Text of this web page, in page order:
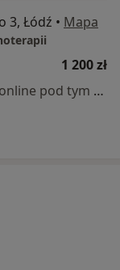
3, Łódź • Mapa
1 200 zł
Specjalista nie oferuje umawiania online pod tym adresem.